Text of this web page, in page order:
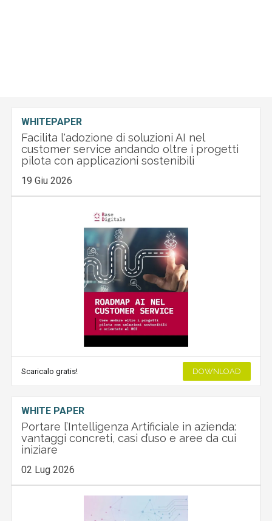
WHITEPAPER
Facilita l'adozione di soluzioni AI nel
customer service andando oltre i progetti
pilota con applicazioni sostenibili
19 Giu 2026
Scaricalo gratis! DOWNLOAD
WHITE PAPER
Portare l’Intelligenza Artificiale in azienda:
vantaggi concreti, casi d’uso e aree da cui
iniziare
02 Lug 2026